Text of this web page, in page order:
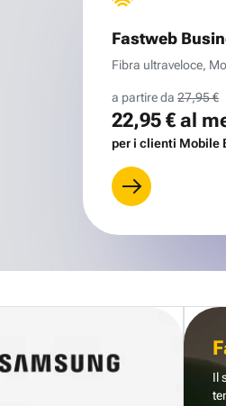
Fastweb
Fibra ultraveloce,
a partire da 27,95 €
22,95 €al
per i clienti Mobile
Il